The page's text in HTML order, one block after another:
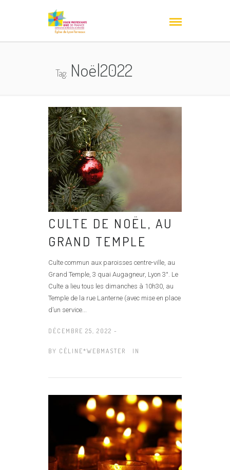
Tag:Noël2022
CULTE DE NOËL, AU
GRAND TEMPLE
Culte commun aux paroisses centre-ville, au
Grand Temple, 3 quai Augagneur, Lyon 3°. Le
Culte a lieu tous les dimanches à 10h30, au
Temple de la rue Lanterne (avec mise en place
d’un service...
DÉCEMBRE 25, 2022 -
BY CÉLINE*WEBMASTER IN